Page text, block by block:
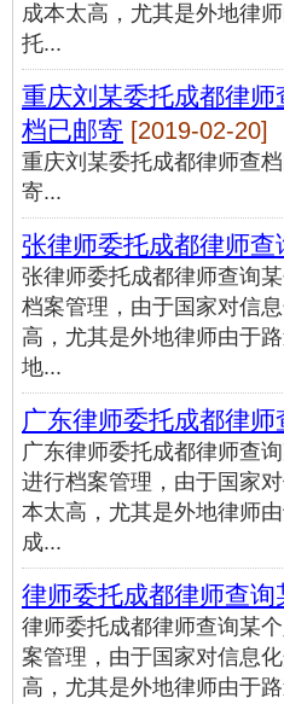
成本太高，尤其是外地律
托...
重庆刘某委托成都律
档已邮寄 [2019-02-20]
重庆刘某委托成都律师查
寄...
张律师委托成都律师
张律师委托成都律师查询
档案管理，由于国家对信
高，尤其是外地律师由于
地...
广东律师委托成都律
广东律师委托成都律师查
进行档案管理，由于国家
本太高，尤其是外地律师
成...
律师委托成都律师查询
律师委托成都律师查询某
案管理，由于国家对信息
高，尤其是外地律师由于